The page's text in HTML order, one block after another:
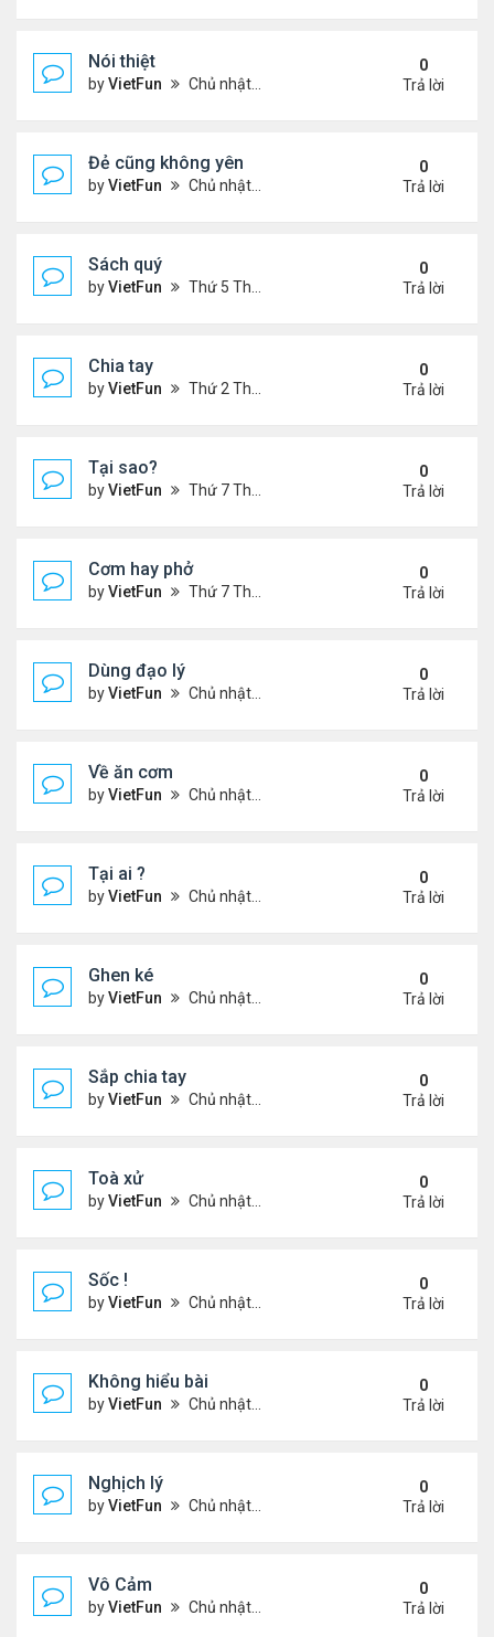
Nói thiệt
byVietFun Chủ nhật Tháng 12 12, 2021 11:06 pm
0
Trả lời
Đẻ cũng không yên
byVietFun Chủ nhật Tháng 12 12, 2021 10:54 pm
0
Trả lời
Sách quý
byVietFun Thứ 5 Tháng 12 09, 2021 11:54 am
0
Trả lời
Chia tay
byVietFun Thứ 2 Tháng 12 06, 2021 1:07 pm
0
Trả lời
Tại sao?
byVietFun Thứ 7 Tháng 12 04, 2021 11:07 pm
0
Trả lời
Cơm hay phở
byVietFun Thứ 7 Tháng 11 20, 2021 8:07 pm
0
Trả lời
Dùng đạo lý
byVietFun Chủ nhật Tháng 11 14, 2021 9:35 pm
0
Trả lời
Về ăn cơm
byVietFun Chủ nhật Tháng 11 14, 2021 9:34 pm
0
Trả lời
Tại ai ?
byVietFun Chủ nhật Tháng 11 14, 2021 9:21 pm
0
Trả lời
Ghen ké
byVietFun Chủ nhật Tháng 11 14, 2021 9:11 pm
0
Trả lời
Sắp chia tay
byVietFun Chủ nhật Tháng 11 14, 2021 9:09 pm
0
Trả lời
Toà xử
byVietFun Chủ nhật Tháng 11 14, 2021 9:06 pm
0
Trả lời
Sốc !
byVietFun Chủ nhật Tháng 11 14, 2021 9:05 pm
0
Trả lời
Không hiểu bài
byVietFun Chủ nhật Tháng 11 14, 2021 9:01 pm
0
Trả lời
Nghịch lý
byVietFun Chủ nhật Tháng 11 07, 2021 9:39 pm
0
Trả lời
Vô Cảm
byVietFun Chủ nhật Tháng 11 07, 2021 8:01 pm
0
Trả lời